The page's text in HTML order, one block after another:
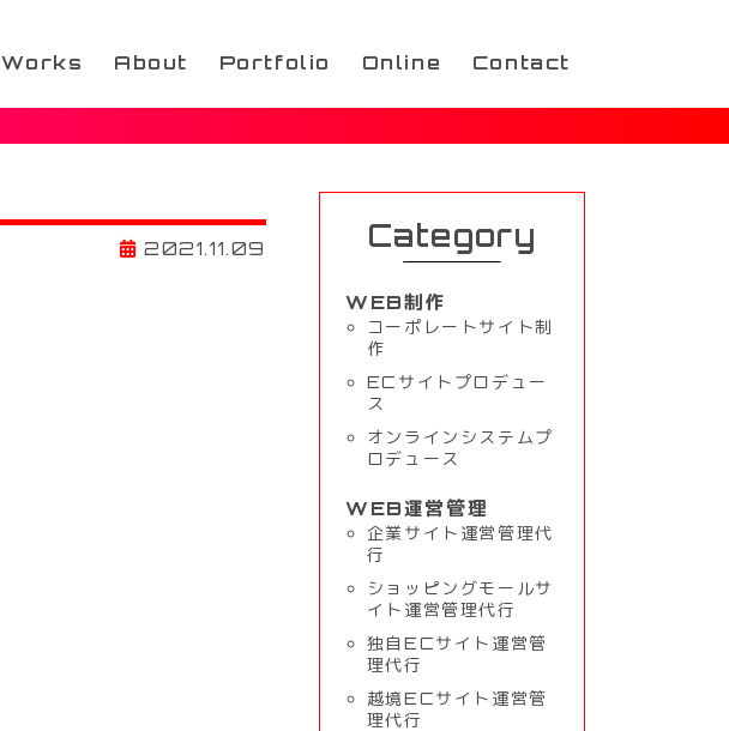
Works About Portfolio Online Contact
2021.11.09 Category
WEB制作
コーポレートサイト制
作
ECサイトプロデュー
ス
オンラインシステムプ
ロデュース
WEB運営管理
企業サイト運営管理代
行
ショッピングモールサ
イト運営管理代行
独自ECサイト運営管
理代行
越境ECサイト運営管
理代行